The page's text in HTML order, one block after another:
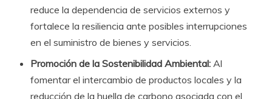
reduce la dependencia de servicios externos y
fortalece la resiliencia ante posibles interrupciones
en el suministro de bienes y servicios.
Promoción de la Sostenibilidad Ambiental: Al
fomentar el intercambio de productos locales y la
reducción de la huella de carbono asociada con el